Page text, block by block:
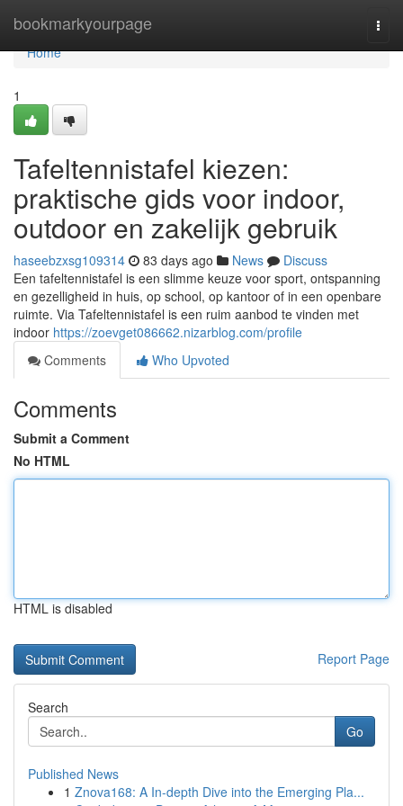
bookmarkyourpage
Home
Home
1
Tafeltennistafel kiezen:
praktische gids voor indoor,
outdoor en zakelijk gebruik
haseebzxsg109314 83 days ago News
Discuss
Een tafeltennistafel is een slimme keuze voor sport, ontspanning
en gezelligheid in huis, op school, op kantoor of in een openbare
ruimte. Via Tafeltennistafel is een ruim aanbod te vinden met
indoor https://zoevget086662.nizarblog.com/profile
Comments
Who Upvoted
Comments
Submit a Comment
No HTML
HTML is disabled
Report Page
Search
Go
Published News
1 Znova168: A In-depth Dive into the Emerging Pla...